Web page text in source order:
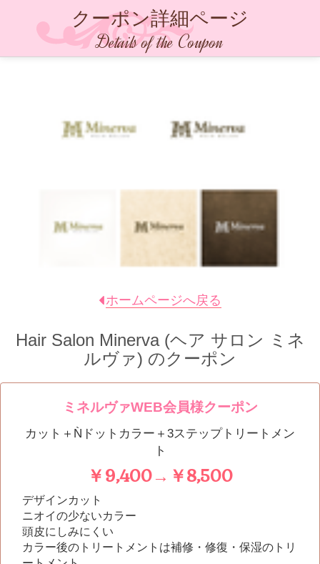
クーポン詳細ページ
Details of the Coupon
ホームページへ戻る
Hair Salon Minerva (ヘア サロン ミネ
ルヴァ) のクーポン
ミネルヴァWEB会員様クーポン
カット＋Ǹドットカラー＋3ステップトリートメン
ト
￥9,400→￥8,500
デザインカット
ニオイの少ないカラー
頭皮にしみにくい
カラー後のトリートメントは補修・修復・保湿のトリ